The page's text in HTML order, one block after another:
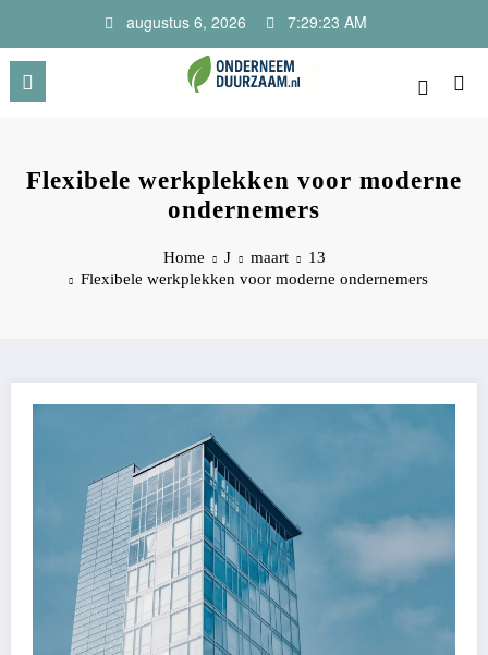
de
inhoud
augustus 6, 2026 7:29:24 AM
Flexibele werkplekken voor moderne
ondernemers
Home J maart
13
Flexibele werkplekken voor moderne ondernemers